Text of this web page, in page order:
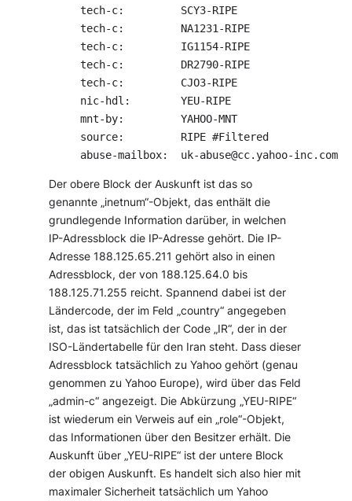
tech-c:         SCY3-RIPE
tech-c:         NA1231-RIPE
tech-c:         IG1154-RIPE
tech-c:         DR2790-RIPE
tech-c:         CJO3-RIPE
nic-hdl:        YEU-RIPE
mnt-by:         YAHOO-MNT
source:         RIPE #Filtered
abuse-mailbox:  uk-abuse@cc.yahoo-inc.com
Der obere Block der Auskunft ist das so
genannte „inetnum“-Objekt, das enthält die
grundlegende Information darüber, in welchen
IP-Adressblock die IP-Adresse gehört. Die IP-
Adresse 188.125.65.211 gehört also in einen
Adressblock, der von 188.125.64.0 bis
188.125.71.255 reicht. Spannend dabei ist der
Ländercode, der im Feld „country“ angegeben
ist, das ist tatsächlich der Code „IR“, der in der
ISO-Ländertabelle für den Iran steht. Dass dieser
Adressblock tatsächlich zu Yahoo gehört (genau
genommen zu Yahoo Europe), wird über das Feld
„admin-c“ angezeigt. Die Abkürzung „YEU-RIPE“
ist wiederum ein Verweis auf ein „role“-Objekt,
das Informationen über den Besitzer erhält. Die
Auskunft über „YEU-RIPE“ ist der untere Block
der obigen Auskunft. Es handelt sich also hier mit
maximaler Sicherheit tatsächlich um Yahoo